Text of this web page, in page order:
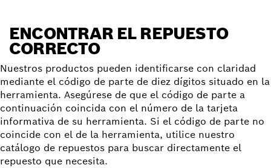
ENCONTRAR EL REPUESTO
CORRECTO
Nuestros productos pueden identificarse con claridad
mediante el código de parte de diez dígitos situado en la
herramienta. Asegúrese de que el código de parte a
continuación coincida con el número de la tarjeta
informativa de su herramienta. Si el código de parte no
coincide con el de la herramienta, utilice nuestro
catálogo de repuestos para buscar directamente el
repuesto que necesita.